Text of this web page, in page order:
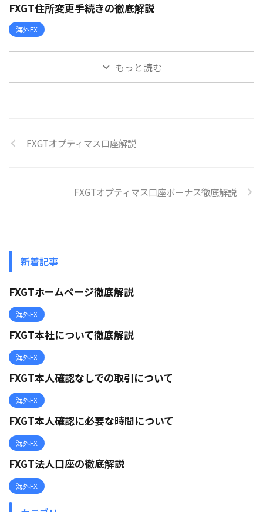
FXGT住所変更手続きの徹底解説
海外FX
もっと読む
FXGTオプティマス口座解説
FXGTオプティマス口座ボーナス徹底解説
新着記事
FXGTホームページ徹底解説
海外FX
FXGT本社について徹底解説
海外FX
FXGT本人確認なしでの取引について
海外FX
FXGT本人確認に必要な時間について
海外FX
FXGT法人口座の徹底解説
海外FX